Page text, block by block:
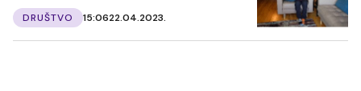
DRUŠTVO 15:0622.04.2023.